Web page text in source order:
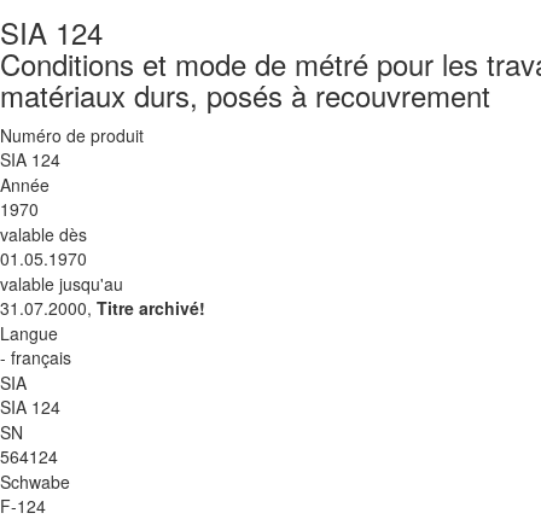
SIA 124
Conditions et mode de métré pour les
matériaux durs, posés à recouvrement
Numéro de produit
SIA 124
Année
1970
valable dès
01.05.1970
valable jusqu'au
31.07.2000, Titre archivé!
Langue
- français
SIA
SIA 124
SN
564124
Schwabe
F-124